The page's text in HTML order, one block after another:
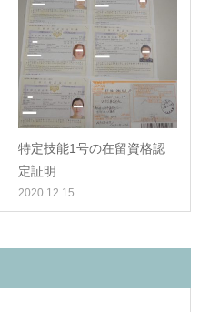
特定技能1号の在留資格認
定証明
2020.12.15